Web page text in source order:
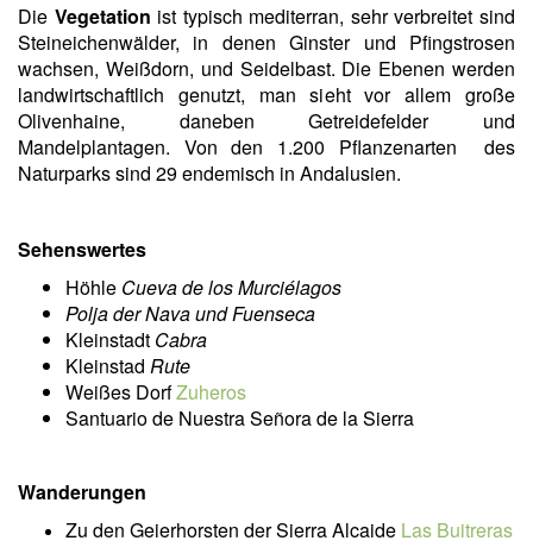
Die Vegetation ist typisch mediterran, sehr verbreitet sind
Steineichenwälder, in denen Ginster und Pfingstrosen
wachsen, Weißdorn, und Seidelbast. Die Ebenen werden
landwirtschaftlich genutzt, man sieht vor allem große
Olivenhaine, daneben Getreidefelder und
Mandelplantagen. Von den 1.200 Pflanzenarten des
Naturparks sind 29 endemisch in Andalusien.
Sehenswertes
Höhle Cueva de los Murciélagos
Polja der Nava und Fuenseca
Kleinstadt Cabra
Kleinstad Rute
Weißes DorfZuheros
Santuario de Nuestra Señora de la Sierra
Wanderungen
Zu den Geierhorsten der Sierra Alcaide Las Buitreras